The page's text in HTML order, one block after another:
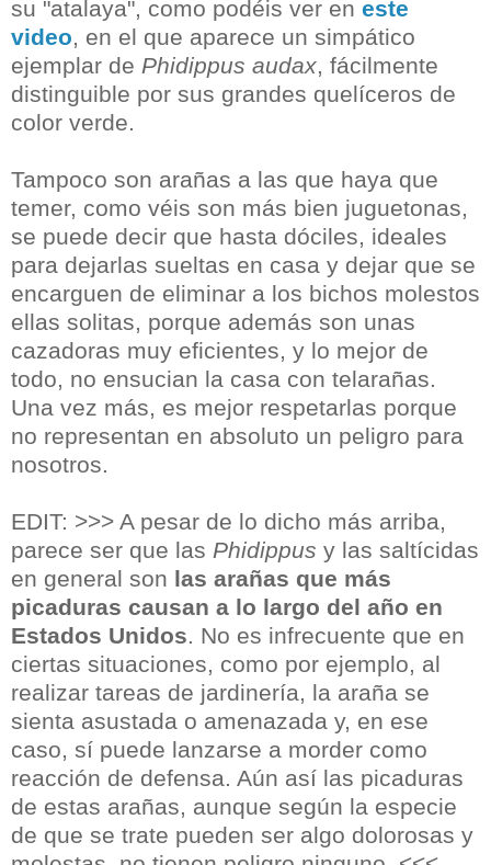
su "atalaya", como podéis ver en este
video, en el que aparece un simpático
ejemplar de Phidippus audax, fácilmente
distinguible por sus grandes quelíceros de
color verde.
Tampoco son arañas a las que haya que
temer, como véis son más bien juguetonas,
se puede decir que hasta dóciles, ideales
para dejarlas sueltas en casa y dejar que se
encarguen de eliminar a los bichos molestos
ellas solitas, porque además son unas
cazadoras muy eficientes, y lo mejor de
todo, no ensucian la casa con telarañas.
Una vez más, es mejor respetarlas porque
no representan en absoluto un peligro para
nosotros.
EDIT: >>> A pesar de lo dicho más arriba,
parece ser que las Phidippus y las saltícidas
en general son las arañas que más
picaduras causan a lo largo del año en
Estados Unidos. No es infrecuente que en
ciertas situaciones, como por ejemplo, al
realizar tareas de jardinería, la araña se
sienta asustada o amenazada y, en ese
caso, sí puede lanzarse a morder como
reacción de defensa. Aún así las picaduras
de estas arañas, aunque según la especie
de que se trate pueden ser algo dolorosas y